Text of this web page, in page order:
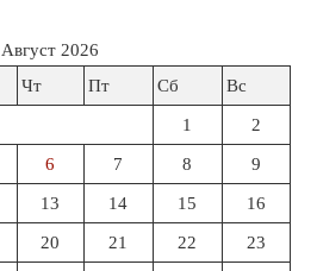
Август 2026
Чт Пт Сб Вс
1 2
6 7 8 9
13 14 15 16
20 21 22 23